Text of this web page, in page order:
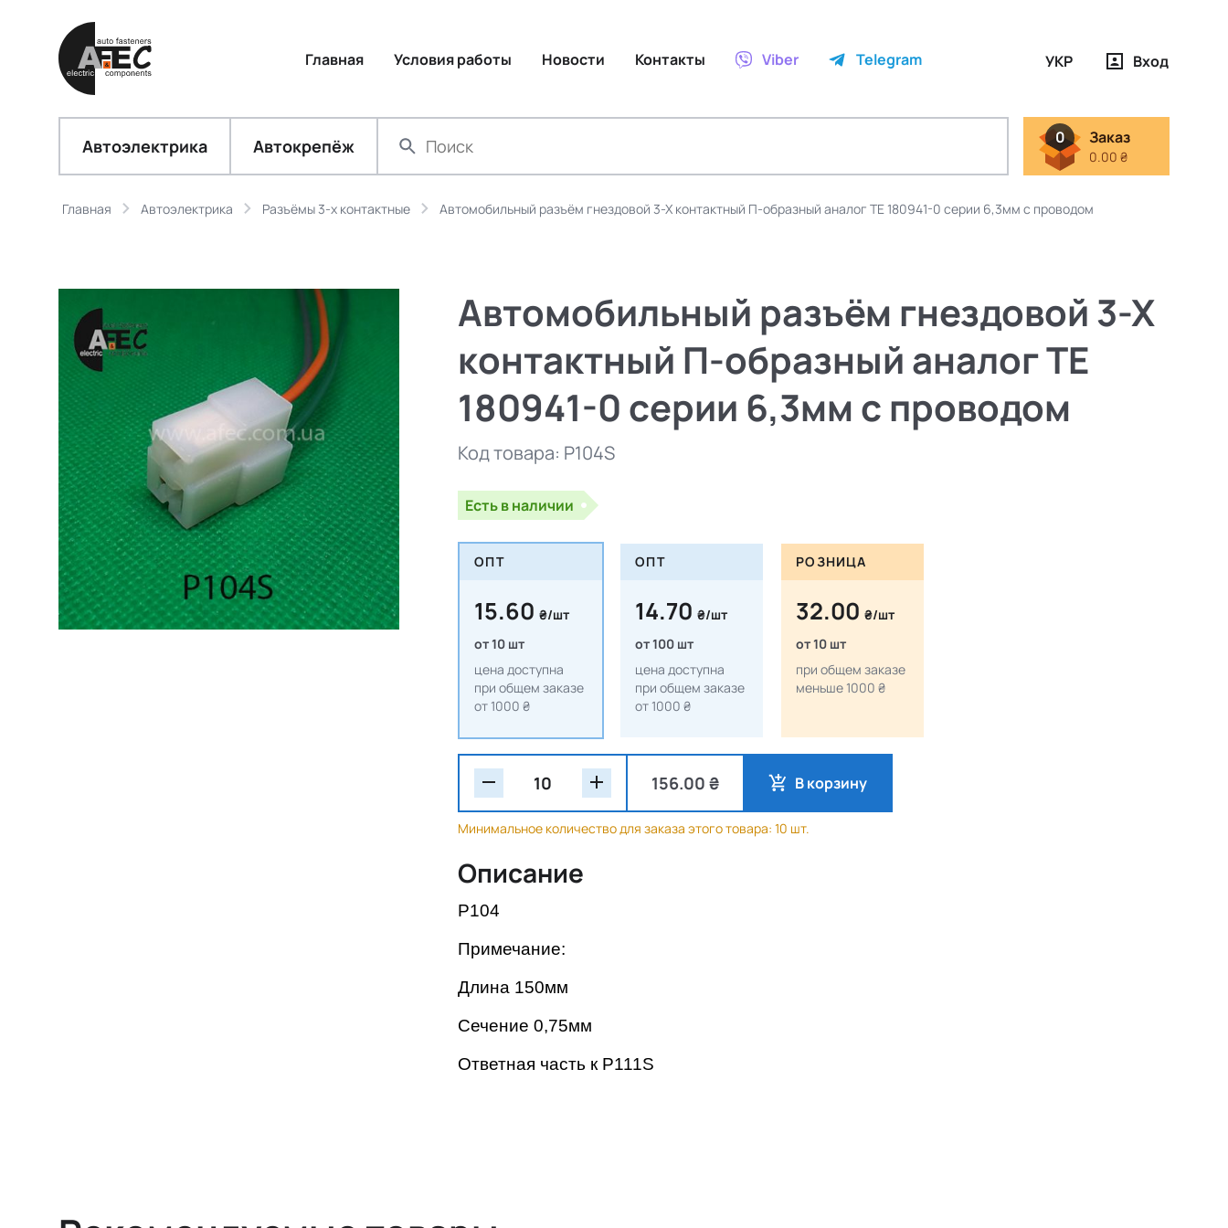
Главная Условия работы Новости Контакты Viber Telegram УКР Вход
Автоэлектрика Автокрепёж 0 Заказ
0.00 ₴
Главная Автоэлектрика Разъёмы 3-х контактные Автомобильный разъём гнездовой 3-Х контактный П-образный аналог TE 180941-0 серии 6,3мм с проводом
Автомобильный разъём гнездовой 3-Х
контактный П-образный аналог TE
180941-0 серии 6,3мм с проводом
Код товара: P104S
Есть в наличии
ОПТ
15.60₴/шт
от 10 шт
цена доступна
при общем заказе
от 1000 ₴
ОПТ
14.70₴/шт
от 100 шт
цена доступна
при общем заказе
от 1000 ₴
РОЗНИЦА
32.00₴/шт
от 10 шт
при общем заказе
меньше 1000 ₴
156.00 ₴ В корзину
Минимальное количество для заказа этого товара: 10 шт.
Описание
P104
Примечание:
Длина 150мм
Сечение 0,75мм
Ответная часть к P111S